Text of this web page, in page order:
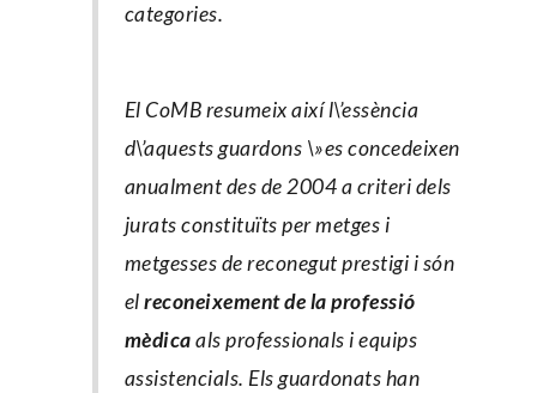
categories.
El CoMB resumeix així l\’essència
d\’aquests guardons \»es concedeixen
anualment des de 2004 a criteri dels
jurats constituïts per metges i
metgesses de reconegut prestigi i són
elreconeixement de la professió
mèdicaals professionals i equips
assistencials. Els guardonats han